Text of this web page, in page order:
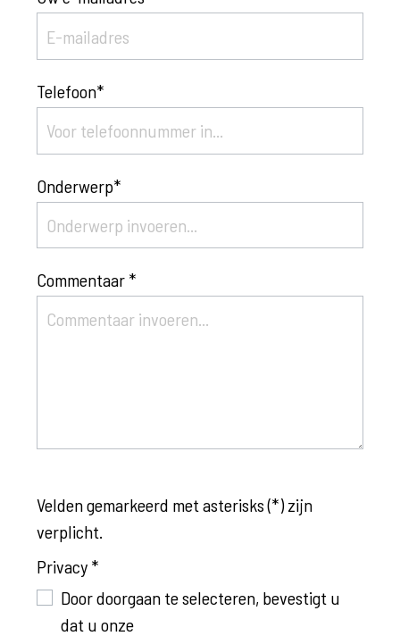
Telefoon*
Onderwerp*
Commentaar *
Velden gemarkeerd met asterisks (*) zijn
verplicht.
Privacy *
Door doorgaan te selecteren, bevestigt u
dat u onze